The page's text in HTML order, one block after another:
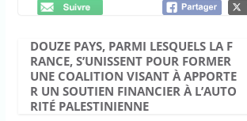
DOUZE PAYS, PARMI LESQUELS LA F
RANCE, S’UNISSENT POUR FORMER
UNE COALITION VISANT À APPORTE
R UN SOUTIEN FINANCIER À L’AUTO
RITÉ PALESTINIENNE